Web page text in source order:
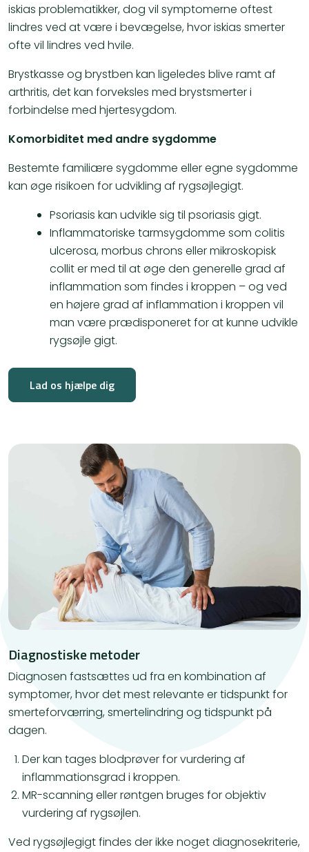
iskias problematikker, dog vil symptomerne oftest
lindres ved at være i bevægelse, hvor iskias smerter
ofte vil lindres ved hvile.
Brystkasse og brystben kan ligeledes blive ramt af
arthritis, det kan forveksles med brystsmerter i
forbindelse med hjertesygdom.
Komorbiditet med andre sygdomme
Bestemte familiære sygdomme eller egne sygdomme
kan øge risikoen for udvikling af rygsøjlegigt.
Psoriasis kan udvikle sig til psoriasis gigt.
Inflammatoriske tarmsygdomme som colitis
ulcerosa, morbus chrons eller mikroskopisk
collit er med til at øge den generelle grad af
inflammation som findes i kroppen – og ved
en højere grad af inflammation i kroppen vil
man være prædisponeret for at kunne udvikle
rygsøjle gigt.
Lad os hjælpe dig
Diagnostiske metoder
Diagnosen fastsættes ud fra en kombination af
symptomer, hvor det mest relevante er tidspunkt for
smerteforværring, smertelindring og tidspunkt på
dagen.
Der kan tages blodprøver for vurdering af
inflammationsgrad i kroppen.
MR-scanning eller røntgen bruges for objektiv
vurdering af rygsøjlen.
Ved rygsøjlegigt findes der ikke noget diagnosekriterie,